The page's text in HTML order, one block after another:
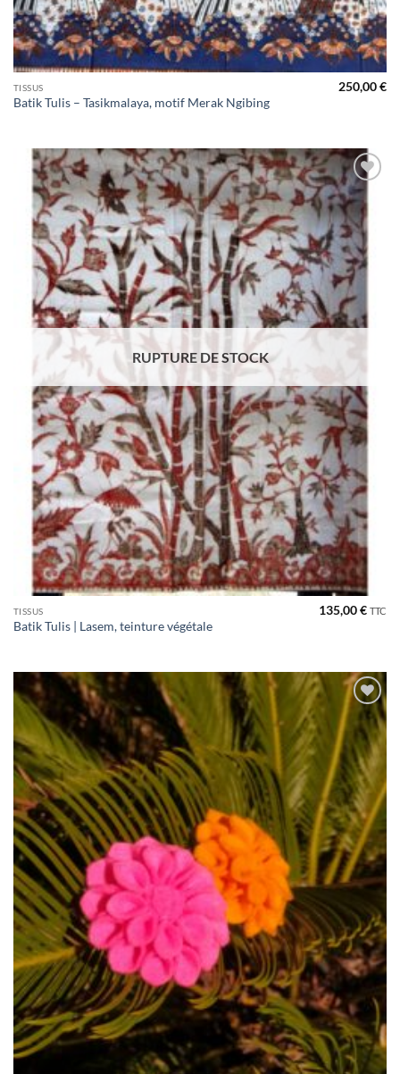
TISSUS
Batik Tulis – Tasikmalaya, motif Merak Ngibing
250,00€
Ajouter
à la liste
de
souhaits
RUPTURE DE STOCK
TISSUS
Batik Tulis | Lasem, teinture végétale
135,00€ TTC
Ajouter
à la liste
de
souhaits